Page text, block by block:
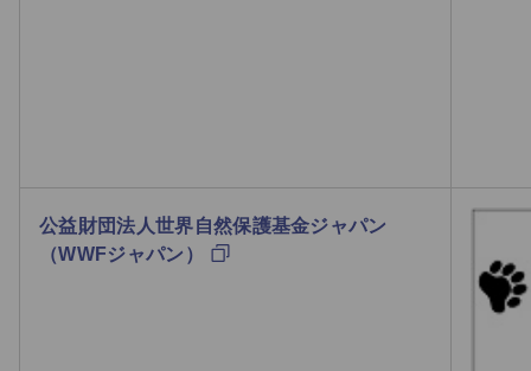
公益財団法人世界自然保護基金ジャパン
（WWFジャパン）